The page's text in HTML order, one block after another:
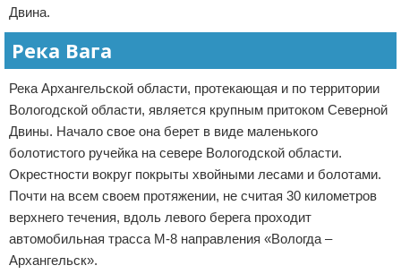
Двина.
Река Вага
Река Архангельской области, протекающая и по территории
Вологодской области, является крупным притоком Северной
Двины. Начало свое она берет в виде маленького
болотистого ручейка на севере Вологодской области.
Окрестности вокруг покрыты хвойными лесами и болотами.
Почти на всем своем протяжении, не считая 30 километров
верхнего течения, вдоль левого берега проходит
автомобильная трасса М-8 направления «Вологда –
Архангельск».